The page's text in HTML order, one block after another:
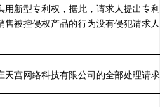
用新型专利权，据此，请求人提出专
售被控侵权产品的行为没有侵犯请求
天宫网络科技有限公司的全部处理请